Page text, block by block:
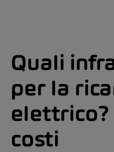
Quali
per la
costi